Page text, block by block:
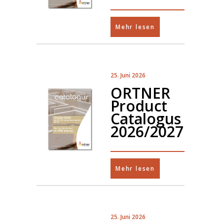
Mehr lesen
25. Juni 2026
ORTNER
Product
Catalogus
2026/2027
Mehr lesen
25. Juni 2026